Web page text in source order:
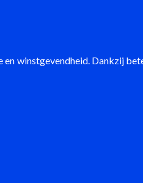
winstgevendheid. Dankzij